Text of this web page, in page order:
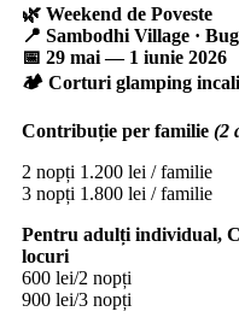
🌿 Weekend de Poveste
📍 Sambodhi Village ·
📅 29 mai — 1 iunie 2026
🏕️ Corturi glamping
Contribuție per familie (2
2 nopți 1.200 lei / familie
3 nopți 1.800 lei / familie
Pentru adulți individual,
locuri
600 lei/2 nopți
900 lei/3 nopți